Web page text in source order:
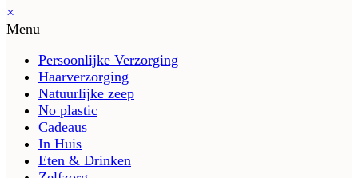
×
Menu
Persoonlijke Verzorging
Haarverzorging
Natuurlijke zeep
No plastic
Cadeaus
In Huis
Eten & Drinken